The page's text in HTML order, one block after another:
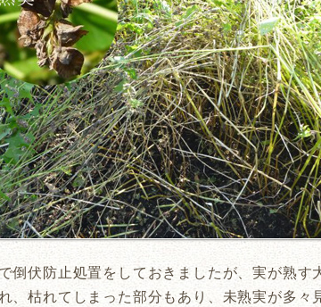
倒伏防止処置をしておきましたが、実が熟
、枯れてしまった部分もあり、未熟実が多々